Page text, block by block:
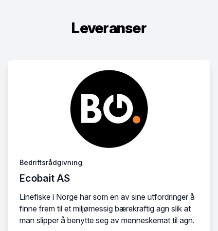
Leveranser
Bedriftsrådgivning
Ecobait AS
Linefiske i Norge har som en av sine utfordringer å
finne frem til et miljømessig bærekraftig agn slik at
man slipper å benytte seg av menneskemat til agn.